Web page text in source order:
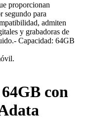
proporcionan
segundo para
admiten
y grabadoras de
Capacidad: 64GB
con